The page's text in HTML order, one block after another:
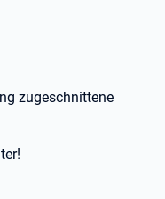
zugeschnittene